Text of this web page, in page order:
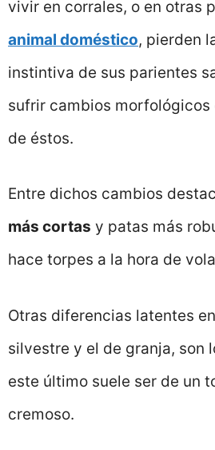
vivir en corrales, o en otras
animal doméstico, pierden
instintiva de sus parientes
sufrir cambios morfológicos
de éstos.
Entre dichos cambios
más cortas y patas más
hace torpes a la hora de
Otras diferencias latentes
silvestre y el de granja, son
este último suele ser de un
cremoso.